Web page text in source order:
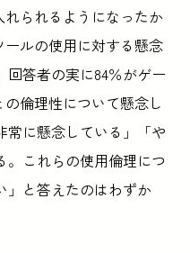
れられるようになったか
ールの使用に対する懸念
回答者の実に84％がゲー
倫理性について懸念し
常に懸念している」「や
。これらの使用倫理につ
」と答えたのはわずか